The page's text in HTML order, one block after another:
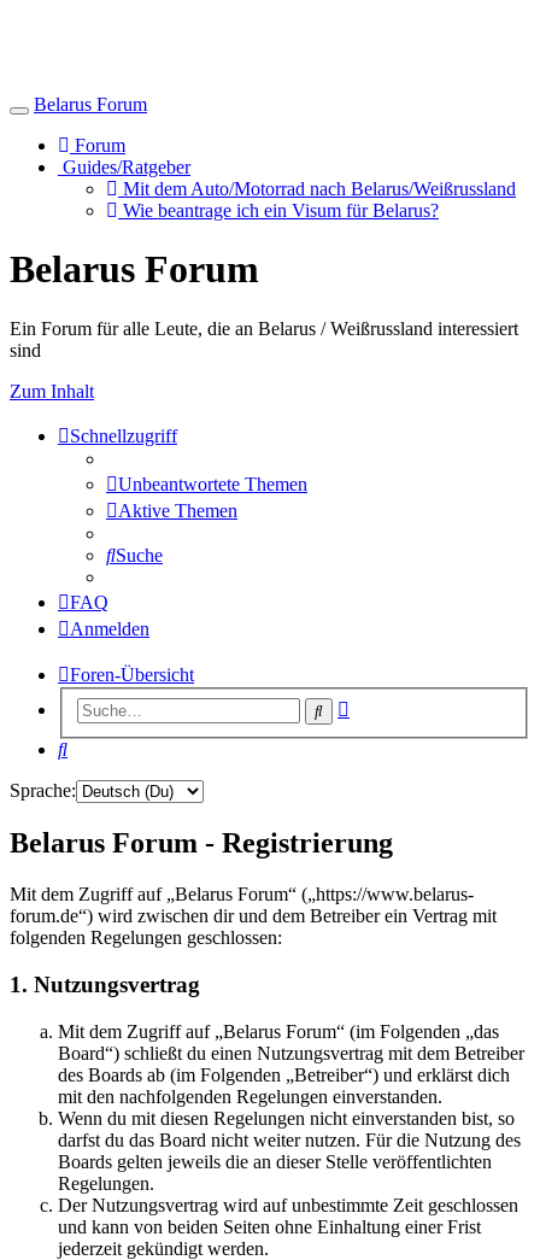
Toggle
navigation
Belarus Forum
Forum
Guides/Ratgeber
Mit dem Auto/Motorrad nach Belarus/Weißrussland
Wie beantrage ich ein Visum für Belarus?
Belarus Forum
Ein Forum für alle Leute, die an Belarus / Weißrussland interessiert
sind
Zum Inhalt
Schnellzugriff
Unbeantwortete Themen
Aktive Themen
Suche
FAQ
Anmelden
Foren-Übersicht
Suche
Suche
Sprache:
Belarus Forum - Registrierung
Mit dem Zugriff auf „Belarus Forum“ („https://www.belarus-
forum.de“) wird zwischen dir und dem Betreiber ein Vertrag mit
folgenden Regelungen geschlossen:
1. Nutzungsvertrag
Mit dem Zugriff auf „Belarus Forum“ (im Folgenden „das
Board“) schließt du einen Nutzungsvertrag mit dem Betreiber
des Boards ab (im Folgenden „Betreiber“) und erklärst dich
mit den nachfolgenden Regelungen einverstanden.
Wenn du mit diesen Regelungen nicht einverstanden bist, so
darfst du das Board nicht weiter nutzen. Für die Nutzung des
Boards gelten jeweils die an dieser Stelle veröffentlichten
Regelungen.
Der Nutzungsvertrag wird auf unbestimmte Zeit geschlossen
und kann von beiden Seiten ohne Einhaltung einer Frist
jederzeit gekündigt werden.